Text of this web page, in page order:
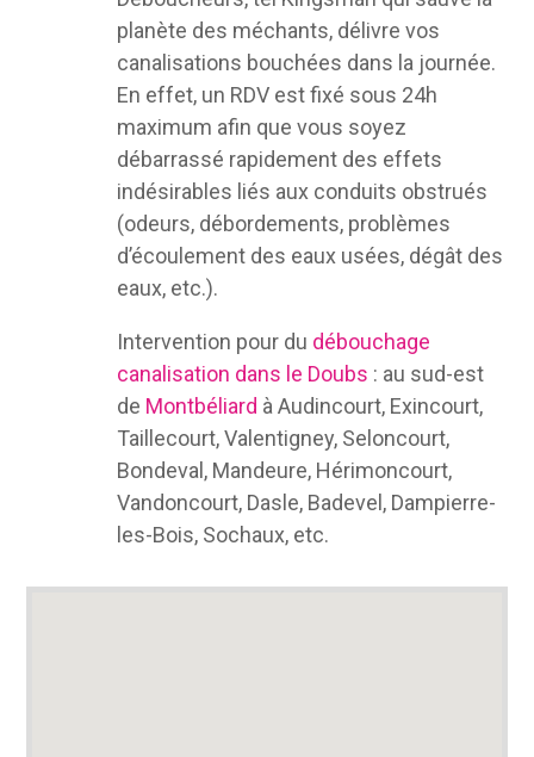
planète des méchants, délivre vos
canalisations bouchées dans la journée.
En effet, un RDV est fixé sous 24h
maximum afin que vous soyez
débarrassé rapidement des effets
indésirables liés aux conduits obstrués
(odeurs, débordements, problèmes
d’écoulement des eaux usées, dégât des
eaux, etc.).
Intervention pour du débouchage
canalisation dans le Doubs : au sud-est
de Montbéliard à Audincourt, Exincourt,
Taillecourt, Valentigney, Seloncourt,
Bondeval, Mandeure, Hérimoncourt,
Vandoncourt, Dasle, Badevel, Dampierre-
les-Bois, Sochaux, etc.